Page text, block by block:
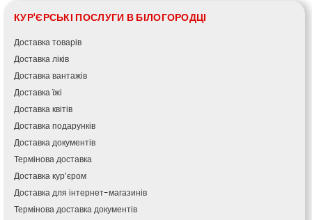
КУР'ЄРСЬКІ ПОСЛУГИ В БІЛОГОРОДЦІ
Доставка товарів
Доставка ліків
Доставка вантажів
Доставка їжі
Доставка квітів
Доставка подарунків
Доставка документів
Термінова доставка
Доставка кур’єром
Доставка для інтернет-магазинів
Термінова доставка документів
Херсон
Хмельницький
Хмільник
Ірпінь
Івано-Франківськ
Ізмаїл
Кагарлик
Калуш
Кам’янець-Подільський
Кам’янка
Кам’янське
Канів
Козятин